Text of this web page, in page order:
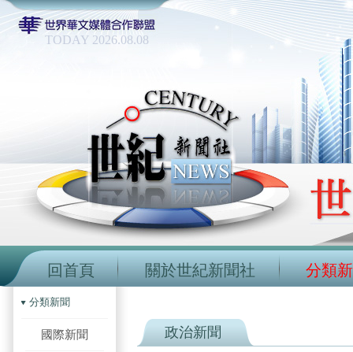
TODAY 2026.08.08
回首頁 關於世紀新聞社 分類
分類新聞
國際新聞 政治新聞